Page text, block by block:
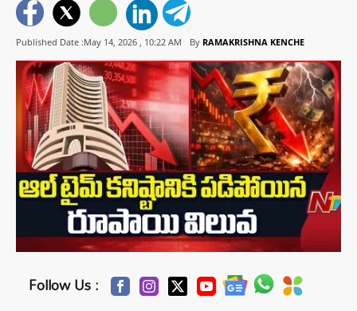
Published Date :May 14, 2026 , 10:22 AM By RAMAKRISHNA KENCHE
Follow Us :